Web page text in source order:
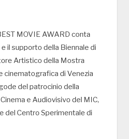
MOVIE AWARD conta
il supporto della Biennale di
Artistico della Mostra
cinematografica di Venezia
del patrocinio della
e Audiovisivo del MIC,
del Centro Sperimentale di